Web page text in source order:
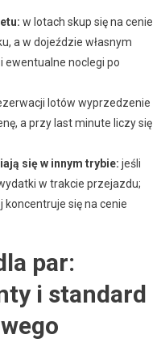
w lotach skup się na cenie
a w dojeździe własnym
ewentualne noclegi po
lotów wyprzedzenie
a przy last minute liczy się
się w innym trybie: jeśli
w trakcie przejazdu;
się na cenie
par:
i standard